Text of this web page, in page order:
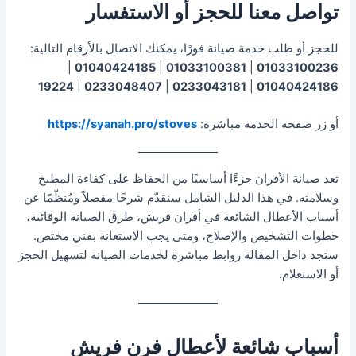
تواصل معنا للحجز أو الاستفسار
للحجز أو طلب خدمة صيانة فورًا، يمكنك الاتصال بالأرقام التالية:
01033100236
01033100381
|
01040424185
01040424186
0233043181
0233048407
|
19224
أو زر صفحة الخدمة مباشرة:https://syanah.pro/stoves
تعد صيانة الأفران جزءًا أساسيًا من الحفاظ على كفاءة المطبخ
وسلامته. في هذا الدليل الشامل سنقدّم شرحًا مفصلاً ومُنظّمًا عن
أسباب الأعطال الشائعة في أفران فريش، طرق الصيانة الوقائية،
خطوات التشخيص والإصلاح، ومتى يجب الاستعانة بفني مختص.
ستجد داخل المقالة روابط مباشرة لخدمات الصيانة لتسهيل الحجز
أو الاستعلام.
أسباب شائعة لأعطال فرن فريش